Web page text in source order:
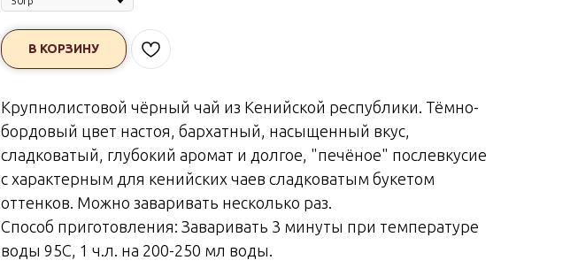
В КОРЗИНУ
Крупнолистовой чёрный чай из Кенийской республики. Тёмно-
бордовый цвет настоя, бархатный, насыщенный вкус,
сладковатый, глубокий аромат и долгое, "печёное" послевкусие
с характерным для кенийских чаев сладковатым букетом
оттенков. Можно заваривать несколько раз.
Способ приготовления: Заваривать 3 минуты при температуре
воды 95C, 1 ч.л. на 200-250 мл воды.